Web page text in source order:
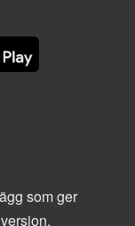
som ger